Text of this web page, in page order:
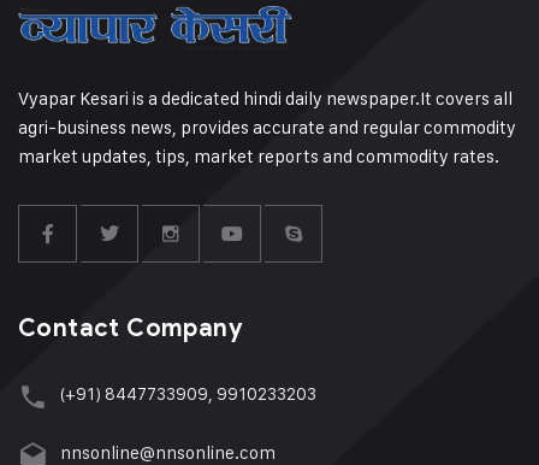
Vyapar Kesari is a dedicated hindi daily newspaper.It covers all
agri-business news, provides accurate and regular commodity
market updates, tips, market reports and commodity rates.
Contact Company
(+91) 8447733909, 9910233203
nnsonline@nnsonline.com